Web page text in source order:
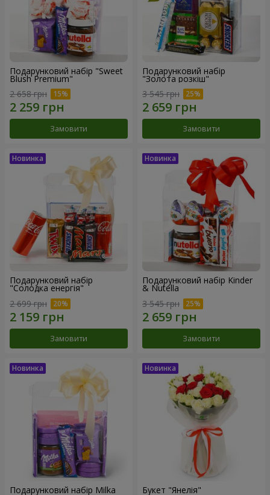
Подарунковий набір "Sweet
Blush Premium"
2 658 грн
Замовити
Подарунковий набір
"Золота розкіш"
3 545 грн
Замовити
Подарунковий набір
"Солодка енергія"
2 699 грн
Замовити
Подарунковий набір Kinder
& Nutella
3 545 грн
Замовити
Подарунковий набір Milka Букет "Янелія"